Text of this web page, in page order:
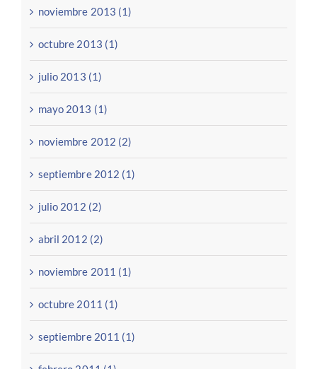
noviembre 2013 (1)
octubre 2013 (1)
julio 2013 (1)
mayo 2013 (1)
noviembre 2012 (2)
septiembre 2012 (1)
julio 2012 (2)
abril 2012 (2)
noviembre 2011 (1)
octubre 2011 (1)
septiembre 2011 (1)